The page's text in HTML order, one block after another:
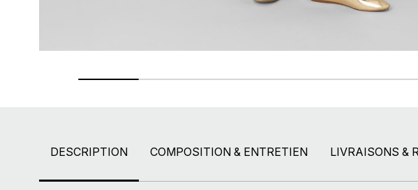
DESCRIPTION COMPOSITION & ENTRETIEN LIVRAISONS &